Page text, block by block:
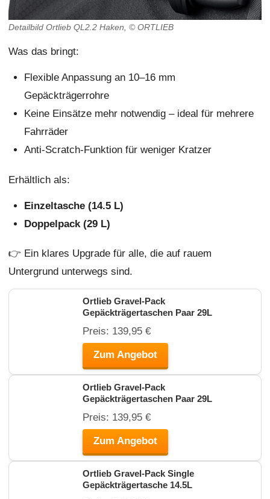
Detailbild Ortlieb QL2.2 Haken, © ORTLIEB
Was das bringt:
Flexible Anpassung an 10–16 mm
Gepäckträgerrohre
Keine Einsätze mehr notwendig – ideal für mehrere
Fahrräder
Anti-Scratch-Funktion für weniger Kratzer
Erhältlich als:
Einzeltasche (14.5 L)
Doppelpack (29 L)
👉 Ein klares Upgrade für alle, die auf rauem
Untergrund unterwegs sind.
Ortlieb Gravel-Pack
Gepäckträgertaschen Paar 29L
Preis: 139,95 €
Zum Angebot
Ortlieb Gravel-Pack
Gepäckträgertaschen Paar 29L
Preis: 139,95 €
Zum Angebot
Ortlieb Gravel-Pack Single
Gepäckträgertasche 14.5L